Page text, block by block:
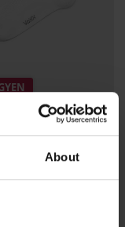
About
akció 2+1 INGYEN